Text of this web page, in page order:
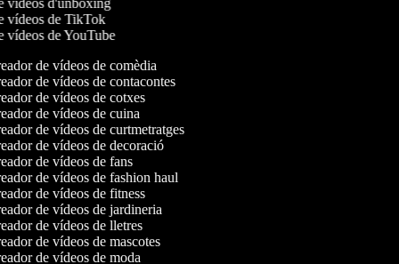
vídeos d'unboxing
vídeos de TikTok
vídeos de YouTube
de vídeos de comèdia
de vídeos de contacontes
de vídeos de cotxes
de vídeos de cuina
de vídeos de curtmetratges
de vídeos de decoració
de vídeos de fans
de vídeos de fashion haul
de vídeos de fitness
de vídeos de jardineria
de vídeos de lletres
de vídeos de mascotes
de vídeos de moda